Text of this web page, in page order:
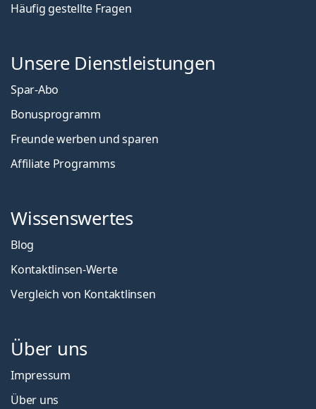
Häufig gestellte Fragen
Unsere Dienstleistungen
Spar-Abo
Bonusprogramm
Freunde werben und sparen
Affiliate Programms
Wissenswertes
Blog
Kontaktlinsen-Werte
Vergleich von Kontaktlinsen
Über uns
Impressum
Über uns